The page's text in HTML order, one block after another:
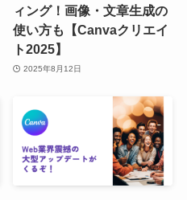
ィング！画像・文章生成の
使い方も【Canvaクリエイ
ト2025】
2025年8月12日